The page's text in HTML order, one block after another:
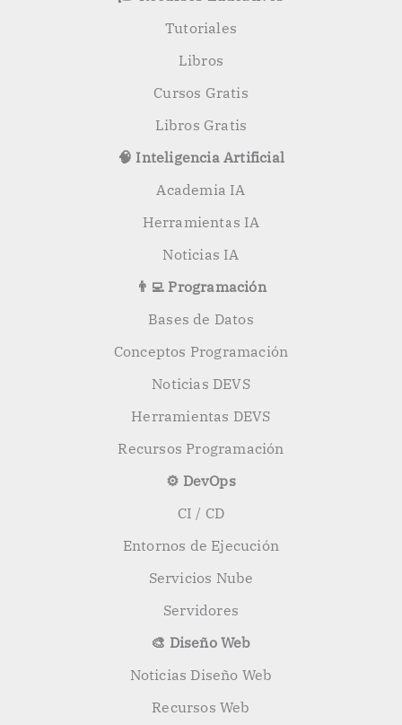
Tutoriales
Libros
Cursos Gratis
Libros Gratis
🧠 Inteligencia Artificial
Academia IA
Herramientas IA
Noticias IA
👨‍💻 Programación
Bases de Datos
Conceptos Programación
Noticias DEVS
Herramientas DEVS
Recursos Programación
⚙️ DevOps
CI / CD
Entornos de Ejecución
Servicios Nube
Servidores
🎨 Diseño Web
Noticias Diseño Web
Recursos Web